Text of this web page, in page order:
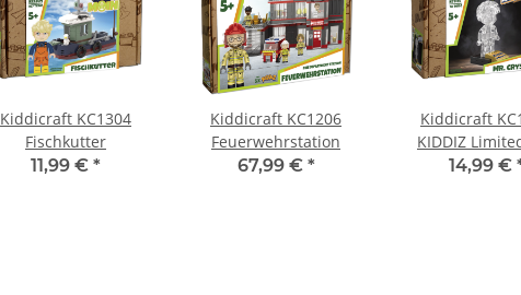
Kiddicraft KC1304
Fischkutter
11,99 € *
Kiddicraft KC1206
Feuerwehrstation
67,99 € *
Kiddicraft
KIDDIZ
Crystal
14,99 €